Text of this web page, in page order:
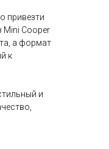
привезти
Mini Cooper
а формат
к
и